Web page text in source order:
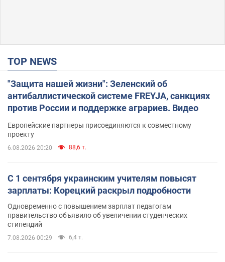
TOP NEWS
"Защита нашей жизни": Зеленский об
антибаллистической системе FREYJA, санкциях
против России и поддержке аграриев. Видео
Европейские партнеры присоединяются к совместному
проекту
6.08.2026 20:20 88,6 т.
С 1 сентября украинским учителям повысят
зарплаты: Корецкий раскрыл подробности
Одновременно с повышением зарплат педагогам
правительство объявило об увеличении студенческих
стипендий
7.08.2026 00:29 6,4 т.